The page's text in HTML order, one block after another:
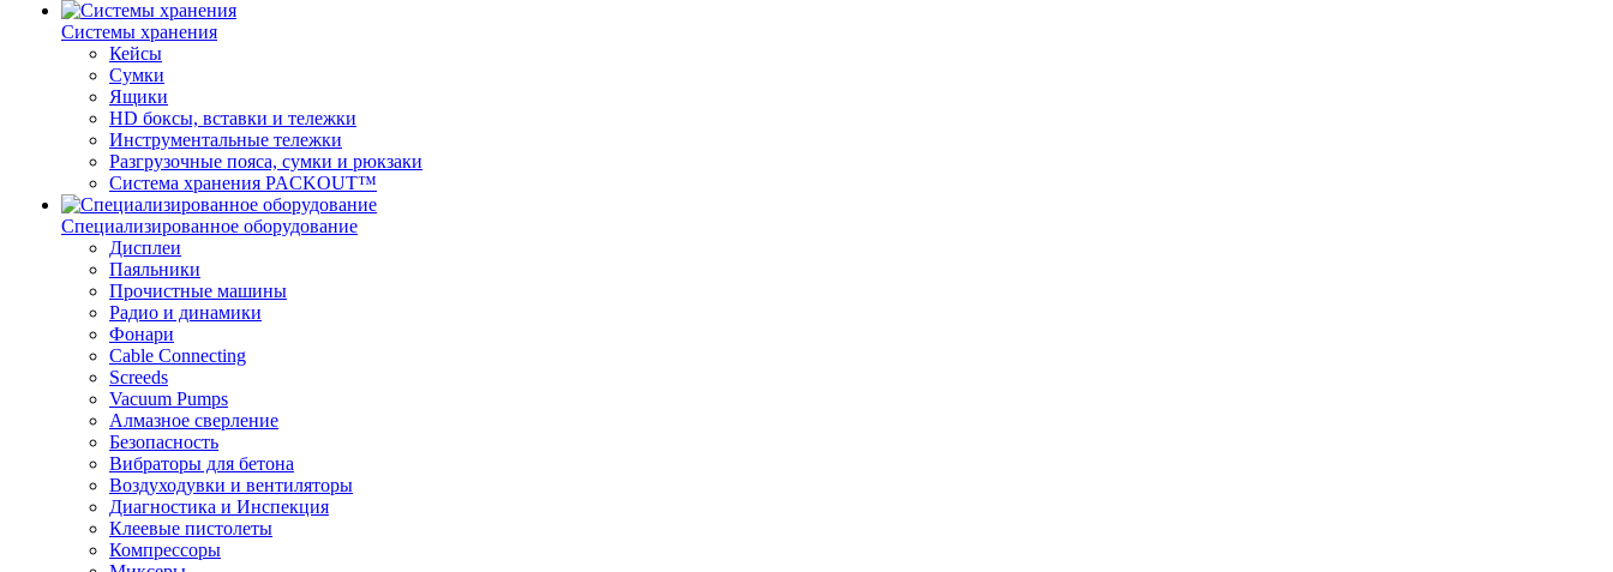
Системы хранения
Кейсы
Сумки
Ящики
HD боксы, вставки и тележки
Инструментальные тележки
Разгрузочные пояса, сумки и рюкзаки
Система хранения PACKOUT™
Специализированное оборудование
Дисплеи
Паяльники
Прочистные машины
Радио и динамики
Фонари
Cable Connecting
Screeds
Vacuum Pumps
Алмазное сверление
Безопасность
Вибраторы для бетона
Воздуходувки и вентиляторы
Диагностика и Инспекция
Клеевые пистолеты
Компрессоры